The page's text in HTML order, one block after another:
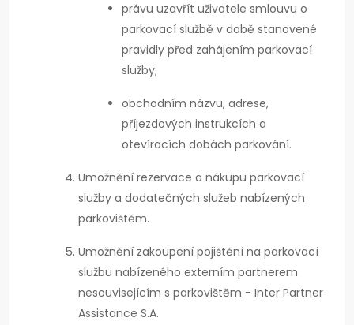
právu uzavřít uživatele smlouvu o
parkovací službě v době stanovené
pravidly před zahájením parkovací
služby;
obchodním názvu, adrese,
příjezdových instrukcích a
otevíracích dobách parkování.
Umožnění rezervace a nákupu parkovací
služby a dodatečných služeb nabízených
parkovištěm.
Umožnění zakoupení pojištění na parkovací
službu nabízeného externím partnerem
nesouvisejícím s parkovištěm - Inter Partner
Assistance S.A.